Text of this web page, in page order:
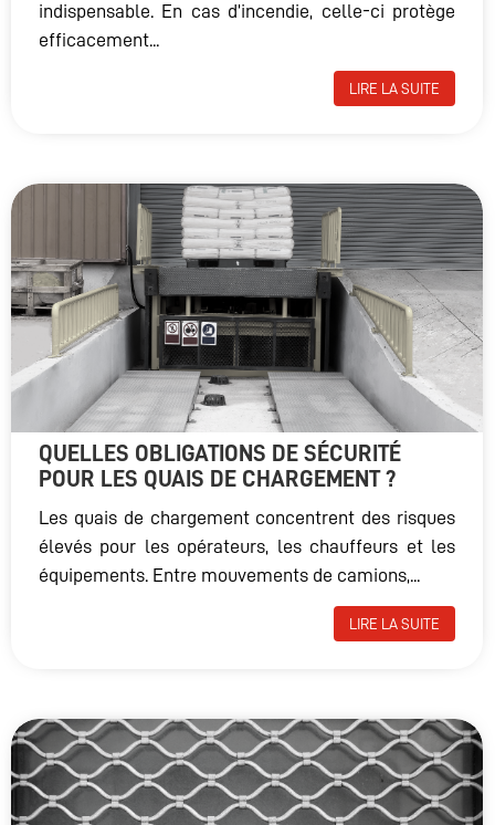
indispensable. En cas d’incendie, celle-ci protège
efficacement...
LIRE LA SUITE
QUELLES OBLIGATIONS DE SÉCURITÉ
POUR LES QUAIS DE CHARGEMENT ?
Les quais de chargement concentrent des risques
élevés pour les opérateurs, les chauffeurs et les
équipements. Entre mouvements de camions,...
LIRE LA SUITE